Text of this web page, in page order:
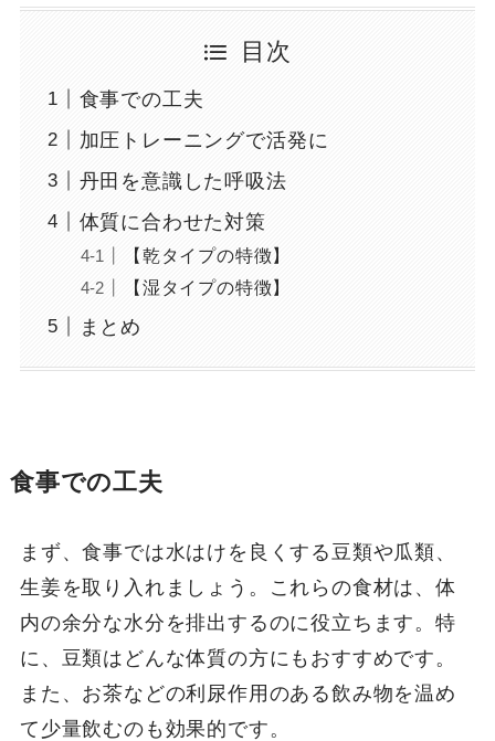
目次
食事での工夫
加圧トレーニングで活発に
丹田を意識した呼吸法
体質に合わせた対策
【乾タイプの特徴】
【湿タイプの特徴】
まとめ
食事での工夫
まず、食事では水はけを良くする豆類や瓜類、
生姜を取り入れましょう。これらの食材は、体
内の余分な水分を排出するのに役立ちます。特
に、豆類はどんな体質の方にもおすすめです。
また、お茶などの利尿作用のある飲み物を温め
て少量飲むのも効果的です。